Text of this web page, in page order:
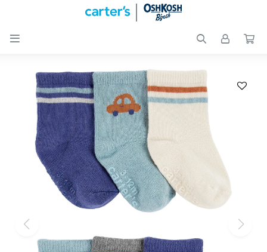

Nuevos
Recién
nacidos
Bebés
Peques
Calzado
OUTLET